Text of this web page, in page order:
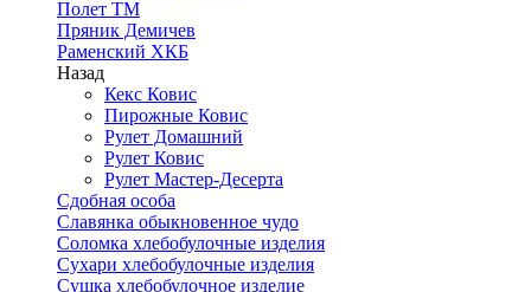
Полет ТМ
Пряник Демичев
Раменский ХКБ
Назад
Кекс Ковис
Пирожные Ковис
Рулет Домашний
Рулет Ковис
Рулет Мастер-Десерта
Сдобная особа
Славянка обыкновенное чудо
Соломка хлебобулочные изделия
Сухари хлебобулочные изделия
Сушка хлебобулочное изделие